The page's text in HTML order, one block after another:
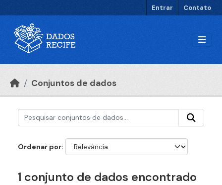
Entrar Contato
Conjuntos de dados
Ordenar por
1 conjunto de dados encontrado